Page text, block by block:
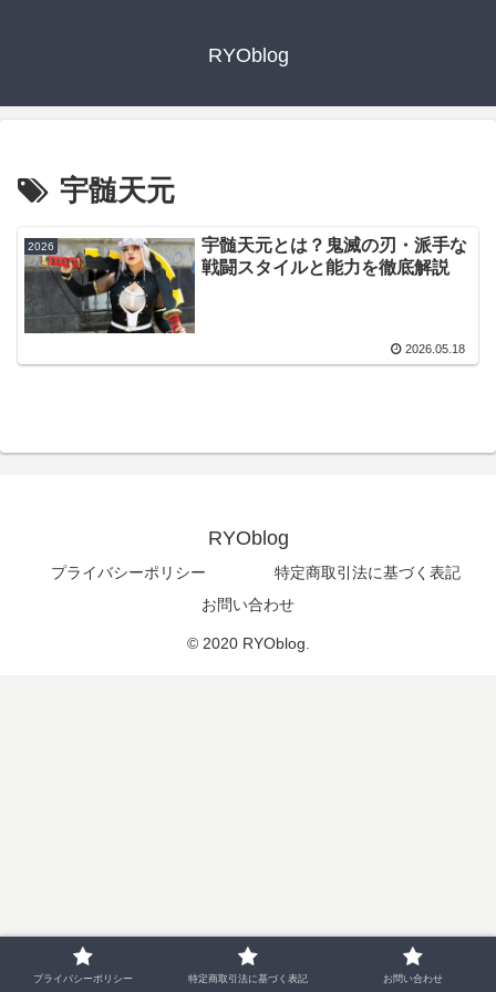
RYOblog
宇髄天元
2026
宇髄天元とは？鬼滅の刃・派手な
戦闘スタイルと能力を徹底解説
2026.05.18
RYOblog
プライバシーポリシー
特定商取引法に基づく表記
お問い合わせ
© 2020 RYOblog.
プライバシーポリシー 特定商取引法に基づく表記 お問い合わせ